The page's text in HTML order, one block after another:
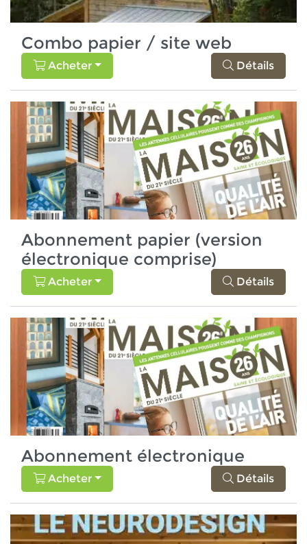
Combo papier / site web
Acheter Détails
Abonnement papier (version
électronique comprise)
Acheter Détails
Abonnement électronique
Acheter Détails